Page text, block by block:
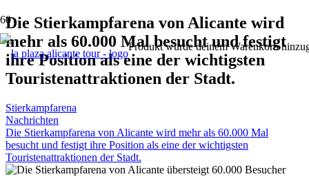
Produktwurde deinem Warenkorb
Die Stierkampfarena von Alicante wird
mehr als 60.000 Mal besucht und festigt
ihre Position als eine der wichtigsten
Touristenattraktionen der Stadt.
Stierkampfarena
Nachrichten
Die Stierkampfarena von Alicante wird mehr als 60.000 Mal
besucht und festigt ihre Position als eine der wichtigsten
Touristenattraktionen der Stadt.